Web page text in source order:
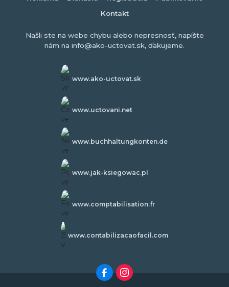
Kontakt
Našli ste na webe chybu alebo nepresnosť, napíšte
nám na info@ako-uctovat.sk, ďakujeme.
www.ako-uctovat.sk
www.uctovani.net
www.buchhaltungkonten.de
www.jak-ksiegowac.pl
www.comptabilisation.fr
www.contabilizacaofacil.com